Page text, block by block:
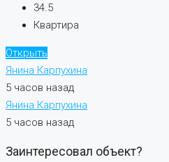
34.5
Квартира
Открыть
Янина Карпухина
5 часов назад
Янина Карпухина
5 часов назад
Заинтересовал объект?